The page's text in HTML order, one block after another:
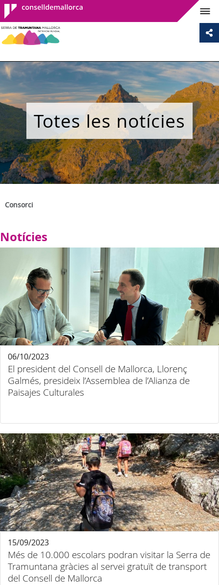
Consell de
Mallorca
Totes les notícies
Consorci
Notícies
El president del Consell de Mallorca, Llorenç
Galmés, presideix l’Assemblea de l’Alianza de
Paisajes Culturales
06/10/2023
Més de 10.000 escolars podran visitar la Serra de
Tramuntana gràcies al servei gratuït de transport
del Consell de Mallorca
15/09/2023